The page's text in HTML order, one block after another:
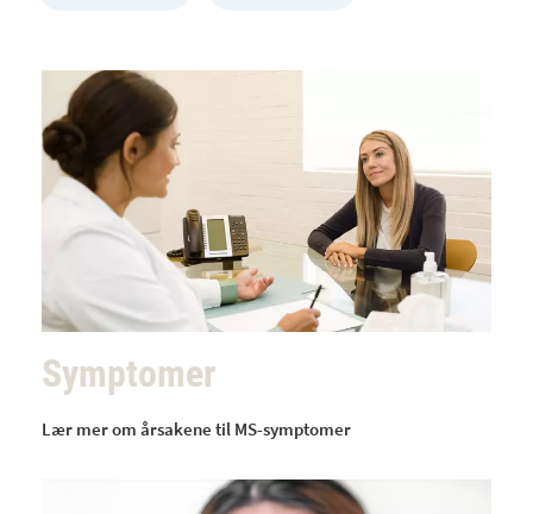
Symptomer
Lær mer om årsakene til MS-symptomer